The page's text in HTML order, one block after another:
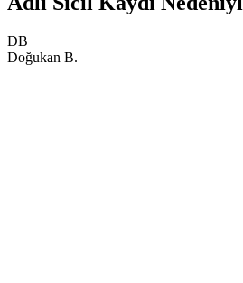
DB
Doğukan B.